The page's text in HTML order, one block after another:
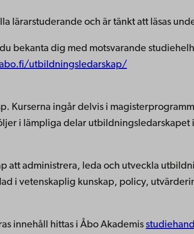
lärarstuderande och är tänkt att läsas
bekanta dig med motsvarande
utbildningsledarskap/
Kurserna ingår delvis i
i lämpliga delar
att administrera, leda och utveckla
i vetenskaplig kunskap, policy,
innehåll hittas i Åbo Akademis